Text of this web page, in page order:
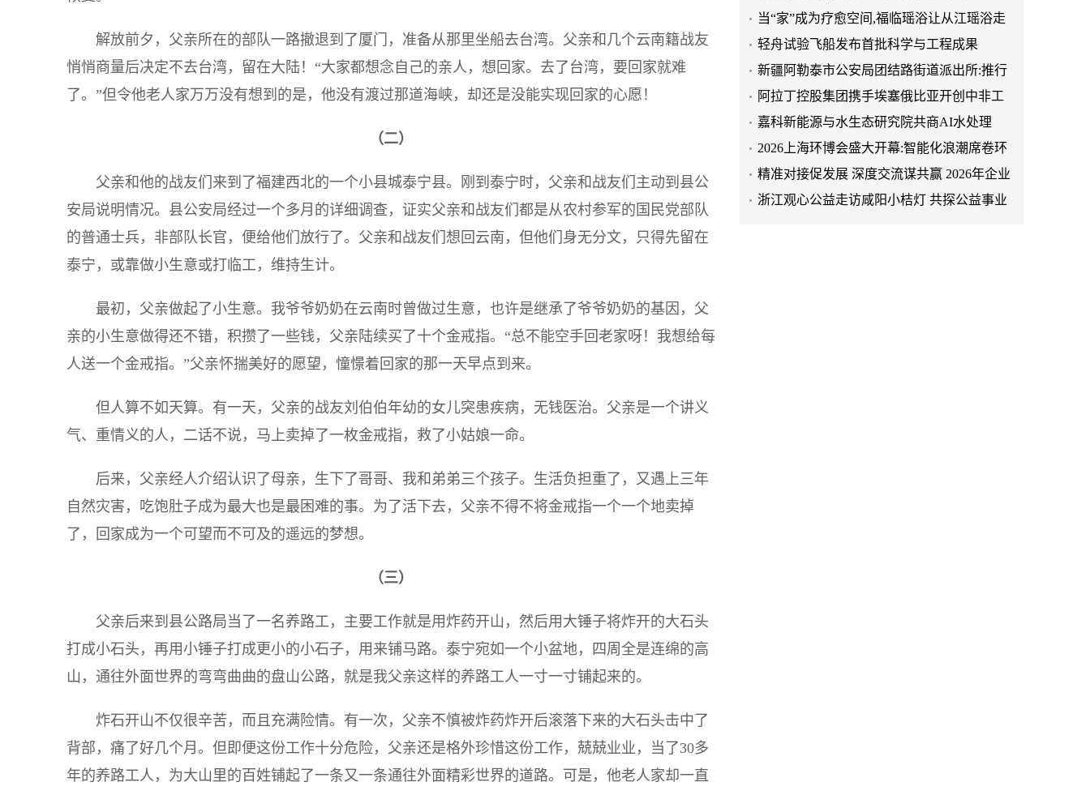
解放前夕，父亲所在的部队一路撤退到了厦门，准备从那里坐船去台湾。父亲和几个云南籍战友
悄悄商量后决定不去台湾，留在大陆！“大家都想念自己的亲人，想回家。去了台湾，要回家就难
了。”但令他老人家万万没有想到的是，他没有渡过那道海峡，却还是没能实现回家的心愿！
（二）
父亲和他的战友们来到了福建西北的一个小县城泰宁县。刚到泰宁时，父亲和战友们主动到县公
安局说明情况。县公安局经过一个多月的详细调查，证实父亲和战友们都是从农村参军的国民党部队
的普通士兵，非部队长官，便给他们放行了。父亲和战友们想回云南，但他们身无分文，只得先留在
泰宁，或靠做小生意或打临工，维持生计。
最初，父亲做起了小生意。我爷爷奶奶在云南时曾做过生意，也许是继承了爷爷奶奶的基因，父
亲的小生意做得还不错，积攒了一些钱，父亲陆续买了十个金戒指。“总不能空手回老家呀！我想给每
人送一个金戒指。”父亲怀揣美好的愿望，憧憬着回家的那一天早点到来。
但人算不如天算。有一天，父亲的战友刘伯伯年幼的女儿突患疾病，无钱医治。父亲是一个讲义
气、重情义的人，二话不说，马上卖掉了一枚金戒指，救了小姑娘一命。
后来，父亲经人介绍认识了母亲，生下了哥哥、我和弟弟三个孩子。生活负担重了，又遇上三年
自然灾害，吃饱肚子成为最大也是最困难的事。为了活下去，父亲不得不将金戒指一个一个地卖掉
了，回家成为一个可望而不可及的遥远的梦想。
（三）
父亲后来到县公路局当了一名养路工，主要工作就是用炸药开山，然后用大锤子将炸开的大石头
打成小石头，再用小锤子打成更小的小石子，用来铺马路。泰宁宛如一个小盆地，四周全是连绵的高
山，通往外面世界的弯弯曲曲的盘山公路，就是我父亲这样的养路工人一寸一寸铺起来的。
炸石开山不仅很辛苦，而且充满险情。有一次，父亲不慎被炸药炸开后滚落下来的大石头击中了
背部，痛了好几个月。但即便这份工作十分危险，父亲还是格外珍惜这份工作，兢兢业业，当了30多
年的养路工人，为大山里的百姓铺起了一条又一条通往外面精彩世界的道路。可是，他老人家却一直
进日常生活
轻舟试验飞船发布首批科学与工程成果
新疆阿勒泰市公安局团结路街道派出所:推行
“五步”工作法 打造新时代“枫”景线
阿拉丁控股集团携手埃塞俄比亚开创中非工
业农业合作新篇章
嘉科新能源与水生态研究院共商AI水处理
2026上海环博会盛大开幕:智能化浪潮席卷环
保产业
精准对接促发展 深度交流谋共赢 2026年企业
投融资交流活动第二期圆满举行
浙江观心公益走访咸阳小桔灯 共探公益事业
可持续发展新路径
破局时代焦虑:三合盛控股集团“全福优选”平